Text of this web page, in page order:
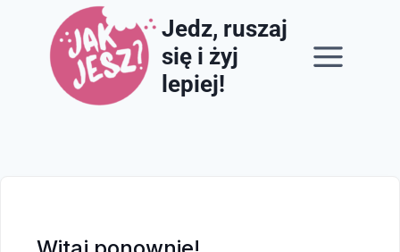
Jedz, ruszaj
się i żyj
lepiej!